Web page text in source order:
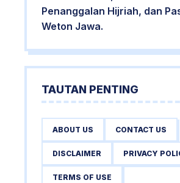
Penanggalan Hijriah, dan
Weton Jawa.
TAUTAN PENTING
ABOUT US CONTACT US
DISCLAIMER PRIVACY
TERMS OF USE